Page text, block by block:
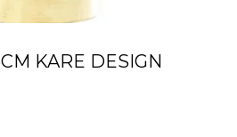
KARE DESIGN